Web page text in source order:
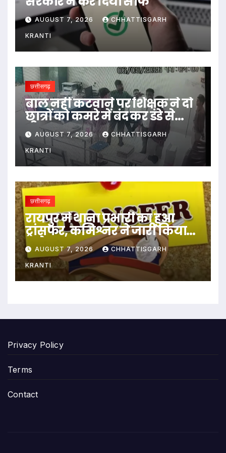
AUGUST 7, 2026 CHHATTISGARH
KRANTI
छत्तीसगढ़
बाल नहीं कटवाने पर शिक्षक ने दो
छात्रों को कमरे में बंद कर डंडे से
पीटा…
AUGUST 7, 2026 CHHATTISGARH
KRANTI
छत्तीसगढ़
रायपुर में थाना प्रभारी का हुआ
ट्रांसफर, कमिश्नर ने जारी किया
आदेश
AUGUST 7, 2026 CHHATTISGARH
KRANTI
Privacy Policy
Terms
Contact